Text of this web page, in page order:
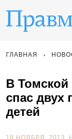
ГЛАВНАЯ
В Томской
спас двух
детей
18 НОЯБРЯ, 2013.